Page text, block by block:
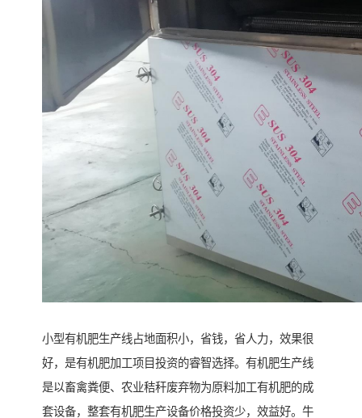
小型有机肥生产线占地面积小，省钱，省人力，效果很
好，是有机肥加工项目投资的睿智选择。有机肥生产线
是以畜禽粪便、农业秸秆废弃物为原料加工有机肥的成
套设备，整套有机肥生产设备价格投资少，效益好。牛